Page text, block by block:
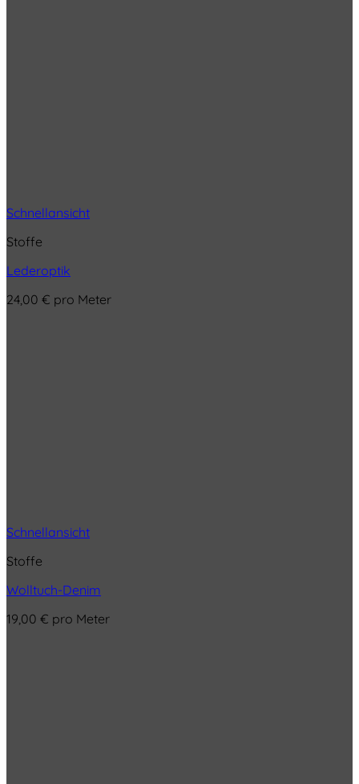
Schnellansicht
Stoffe
Lederoptik
24,00 € pro Meter
Schnellansicht
Stoffe
Wolltuch-Denim
19,00 € pro Meter